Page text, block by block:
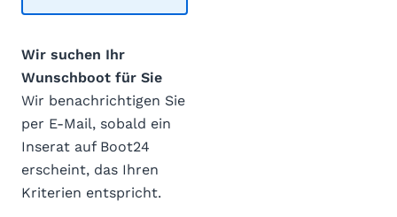
Wir suchen Ihr
Wunschboot für Sie
Wir benachrichtigen Sie
per E-Mail, sobald ein
Inserat auf Boot24
erscheint, das Ihren
Kriterien entspricht.